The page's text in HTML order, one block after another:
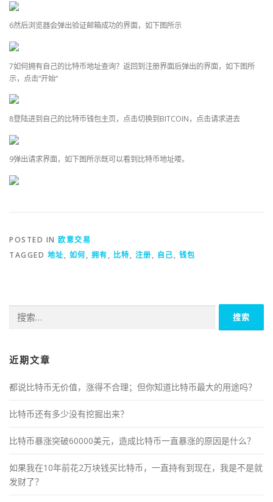
6然后浏览器会弹出验证邮箱成功的界面，如下图所示
7如何拥有自己的比特币地址查询？返回到注册界面后弹出的界面，如下图所
示，点击”开始“
8登陆进到自己的比特币钱包主页，点击切换到BITCOIN，点击请求进去
9弹出请求界面，如下图所示既可以看到比特币地址喽。
POSTED IN 欧意交易
TAGGED 地址, 如何, 拥有, 比特, 注册, 自己, 钱包
索：
近期文章
都说比特币无价值，涨得不合理；但你知道比特币最大的用途吗？
比特币还有多少没有挖掘出来？
比特币暴涨突破60000美元，造成比特币一直暴涨的原因是什么？
如果我在10年前花2万块钱买比特币，一直持有到现在，我是不是就
发财了？